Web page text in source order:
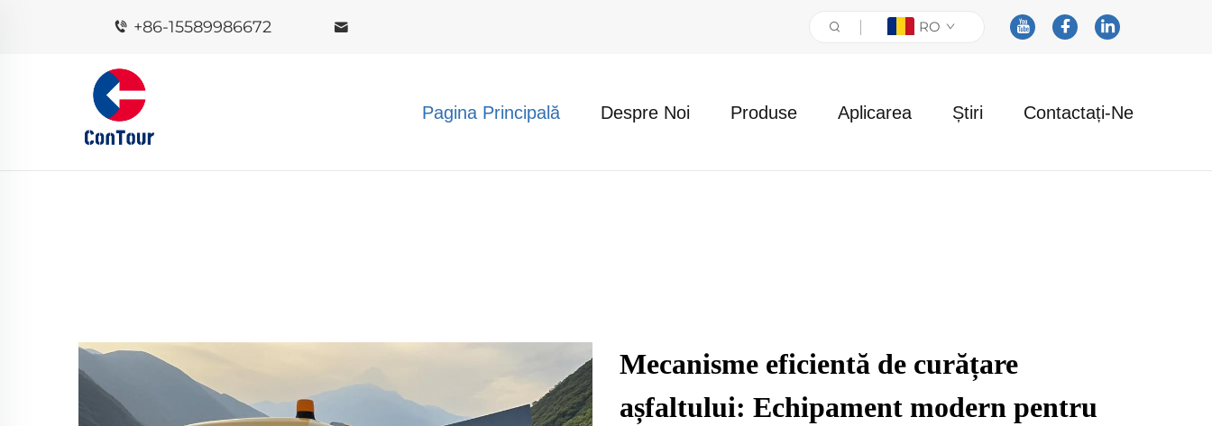
+86-15589986672 RO
Pagina Principală Despre Noi Produse Aplicarea Știri Contactați-Ne
Mecanisme eficientă de curățare
așfaltului: Echipament modern pentru